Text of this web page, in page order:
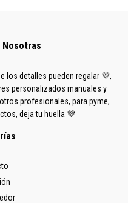
Nosotras
los detalles pueden regalar 💜,
personalizados manuales y
profesionales, para pyme,
deja tu huella 💜